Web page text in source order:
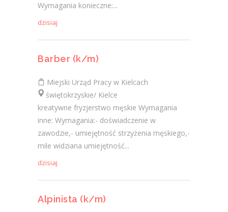
Wymagania konieczne:...
dzisiaj
Barber (k/m)
Miejski Urząd Pracy w Kielcach
świętokrzyskie/ Kielce
kreatywne fryzjerstwo męskie Wymagania
inne: Wymagania:- doświadczenie w
zawodzie,- umiejętność strzyżenia męskiego,-
mile widziana umiejętność...
dzisiaj
Alpinista (k/m)